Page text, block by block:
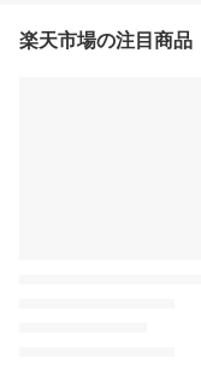
楽天市場の注目商品